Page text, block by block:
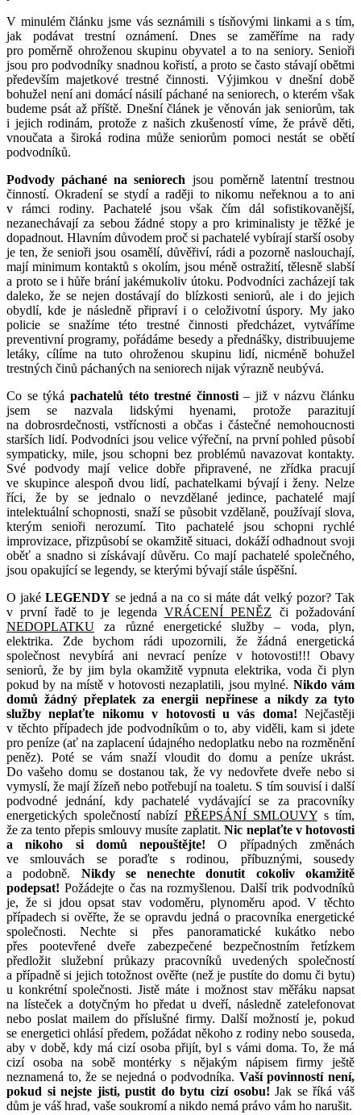
V minulém článku jsme vás seznámili s tísňovými linkami a s tím,
jak podávat trestní oznámení. Dnes se zaměříme na rady
pro poměrně ohroženou skupinu obyvatel a to na seniory. Senioři
jsou pro podvodníky snadnou kořistí, a proto se často stávají obětmi
především majetkové trestné činnosti. Výjimkou v dnešní době
bohužel není ani domácí násilí páchané na seniorech, o kterém však
budeme psát až příště. Dnešní článek je věnován jak seniorům, tak
i jejich rodinám, protože z našich zkušeností víme, že právě děti,
vnoučata a široká rodina může seniorům pomoci nestát se obětí
podvodníků.
Podvody páchané na seniorech jsou poměrně latentní trestnou
činností. Okradení se stydí a raději to nikomu neřeknou a to ani
v rámci rodiny. Pachatelé jsou však čím dál sofistikovanější,
nezanechávají za sebou žádné stopy a pro kriminalisty je těžké je
dopadnout. Hlavním důvodem proč si pachatelé vybírají starší osoby
je ten, že senioři jsou osamělí, důvěřiví, rádi a pozorně naslouchají,
mají minimum kontaktů s okolím, jsou méně ostražití, tělesně slabší
a proto se i hůře brání jakémukoliv útoku. Podvodníci zacházejí tak
daleko, že se nejen dostávají do blízkosti seniorů, ale i do jejich
obydlí, kde je následně připraví i o celoživotní úspory. My jako
policie se snažíme této trestné činnosti předcházet, vytváříme
preventivní programy, pořádáme besedy a přednášky, distribuujeme
letáky, cílíme na tuto ohroženou skupinu lidí, nicméně bohužel
trestných činů páchaných na seniorech nijak výrazně neubývá.
Co se týká pachatelů této trestné činnosti– již v názvu článku
jsem se nazvala lidskými hyenami, protože parazitují
na dobrosrdečnosti, vstřícnosti a občas i částečné nemohoucnosti
starších lidí. Podvodníci jsou velice výřeční, na první pohled působí
sympaticky, mile, jsou schopni bez problémů navazovat kontakty.
Své podvody mají velice dobře připravené, ne zřídka pracují
ve skupince alespoň dvou lidí, pachatelkami bývají i ženy. Nelze
říci, že by se jednalo o nevzdělané jedince, pachatelé mají
intelektuální schopnosti, snaží se působit vzdělaně, používají slova,
kterým senioři nerozumí. Tito pachatelé jsou schopni rychlé
improvizace, přizpůsobí se okamžitě situaci, dokáží odhadnout svoji
oběť a snadno si získávají důvěru. Co mají pachatelé společného,
jsou opakující se legendy, se kterými bývají stále úspěšní.
O jakéLEGENDY se jedná a na co si máte dát velký pozor? Tak
v první řadě to je legenda VRÁCENÍ PENĚZ či požadování
NEDOPLATKU za různé energetické služby – voda, plyn,
elektrika. Zde bychom rádi upozornili, že žádná energetická
společnost nevybírá ani nevrací peníze v hotovosti!!! Obavy
seniorů, že by jim byla okamžitě vypnuta elektrika, voda či plyn
pokud by na místě v hotovosti nezaplatili, jsou mylné. Nikdo vám
domů žádný přeplatek za energii nepřinese a nikdy za tyto
služby neplaťte nikomu v hotovosti u vás doma! Nejčastěji
v těchto případech jde podvodníkům o to, aby viděli, kam si jdete
pro peníze (ať na zaplacení údajného nedoplatku nebo na rozměnění
peněz). Poté se vám snaží vloudit do domu a peníze ukrást.
Do vašeho domu se dostanou tak, že vy nedovřete dveře nebo si
vymyslí, že mají žízeň nebo potřebují na toaletu. S tím souvisí i další
podvodné jednání, kdy pachatelé vydávající se za pracovníky
energetických společností nabízí PŘEPSÁNÍ SMLOUVYs tím,
že za tento přepis smlouvy musíte zaplatit.Nic neplaťte v hotovosti
a nikoho si domů nepouštějte!O případných změnách
ve smlouvách se poraďte s rodinou, příbuznými, sousedy
a podobně. Nikdy se nenechte donutit cokoliv okamžitě
podepsat! Požádejte o čas na rozmyšlenou. Další trik podvodníků
je, že si jdou opsat stav vodoměru, plynoměru apod. V těchto
případech si ověřte, že se opravdu jedná o pracovníka energetické
společnosti. Nechte si přes panoramatické kukátko nebo
přes pootevřené dveře zabezpečené bezpečnostním řetízkem
předložit služební průkazy pracovníků uvedených společností
a případně si jejich totožnost ověřte (než je pustíte do domu či bytu)
u konkrétní společnosti. Jistě máte i možnost stav měřáku napsat
na lísteček a dotyčným ho předat u dveří, následně zatelefonovat
nebo poslat mailem do příslušné firmy. Další možností je, pokud
se energetici ohlásí předem, požádat někoho z rodiny nebo souseda,
aby v době, kdy má cizí osoba přijít, byl s vámi doma. To, že má
cizí osoba na sobě montérky s nějakým nápisem firmy ještě
neznamená to, že se nejedná o podvodníka. Vaší povinností není,
pokud si nejste jisti, pustit do bytu cizí osobu!Jak se říká váš
dům je váš hrad, vaše soukromí a nikdo nemá právo vám ho narušit.